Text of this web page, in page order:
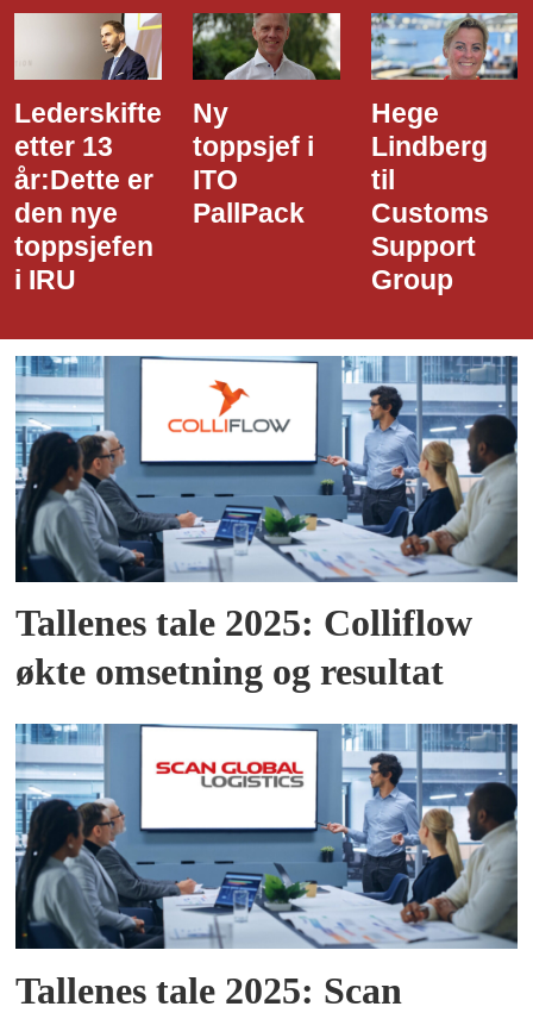
er
Ny
toppsjef i
ITO
PallPack
Lindberg
Customs
den
i
Havn
Tallenes tale 2025: Colliflow
økte omsetning og resultat
Tallenes tale 2025: Scan